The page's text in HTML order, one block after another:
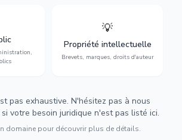
:
💡
Propriété intellectuelle
Brevets, marques, droits d'auteur
Protection de vos créations
d'auteur et lutte contre la
contrefaçon.
pas exhaustive. N'hésitez pas à nous
votre besoin juridique n'est pas listé ici.
domaine pour découvrir plus de détails.